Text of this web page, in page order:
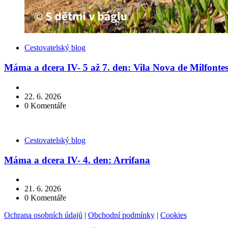
KategorieCestovatelský blog
Máma a dcera IV- 5 až 7. den: Vila Nova de Milfontes
22. 6. 2026
0 Komentáře
KategorieCestovatelský blog
Máma a dcera IV- 4. den: Arrifana
21. 6. 2026
0 Komentáře
Ochrana osobních údajů | Obchodní podmínky | Cookies